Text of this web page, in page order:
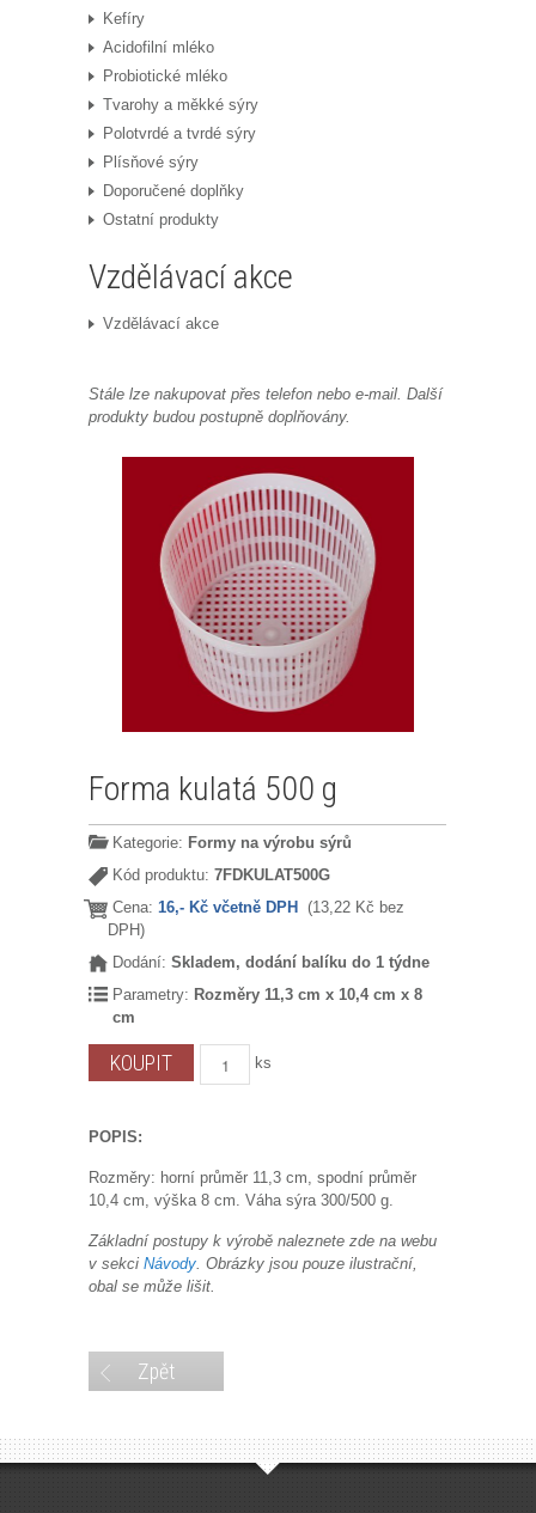
Kefíry
Acidofilní mléko
Probiotické mléko
Tvarohy a měkké sýry
Polotvrdé a tvrdé sýry
Plísňové sýry
Doporučené doplňky
Ostatní produkty
Vzdělávací akce
Vzdělávací akce
Stále lze nakupovat přes telefon nebo e-mail. Další
produkty budou postupně doplňovány.
Forma kulatá 500 g
Kategorie: Formy na výrobu sýrů
Kód produktu: 7FDKULAT500G
Cena: 16,- Kč včetně DPH
(13,22 Kč bez
DPH)
Dodání: Skladem, dodání balíku do 1 týdne
Parametry: Rozměry 11,3 cm x 10,4 cm x 8
cm
ks
POPIS:
Rozměry: horní průměr 11,3 cm, spodní průměr
10,4 cm, výška 8 cm. Váha sýra 300/500 g.
Základní postupy k výrobě naleznete zde na webu
v sekci Návody. Obrázky jsou pouze ilustrační,
obal se může lišit.
Zpět